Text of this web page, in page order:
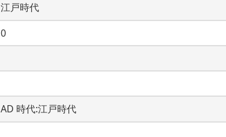
江戸時代
0
AD 時代:江戸時代